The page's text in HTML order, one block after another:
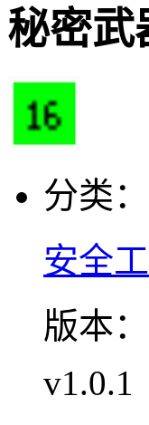
秘密武
分类：
安全
版本：
v1.0.1